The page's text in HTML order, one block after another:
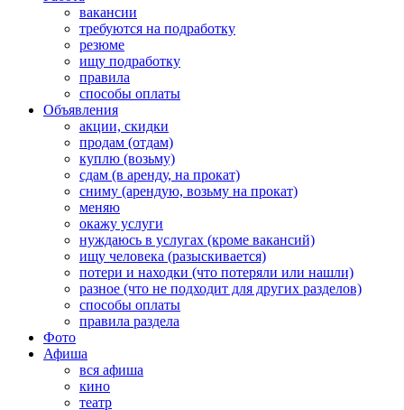
вакансии
требуются на подработку
резюме
ищу подработку
правила
способы оплаты
Объявления
акции, скидки
продам (отдам)
куплю (возьму)
сдам (в аренду, на прокат)
сниму (арендую, возьму на прокат)
меняю
окажу услуги
нуждаюсь в услугах (кроме вакансий)
ищу человека (разыскивается)
потери и находки (что потеряли или нашли)
разное (что не подходит для других разделов)
способы оплаты
правила раздела
Фото
Афиша
вся афиша
кино
театр